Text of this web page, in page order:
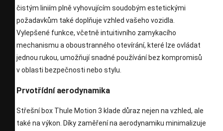
čistým liniím plně vyhovujícím soudobým estetickými
požadavkům také doplňuje vzhled vašeho vozidla.
Vylepšené funkce, včetně intuitivního zamykacího
mechanismu a oboustranného otevírání, které lze ovládat
jednou rukou, umožňují snadné používání bez kompromisů
v oblasti bezpečnosti nebo stylu.
Prvotřídní aerodynamika
Střešní box Thule Motion 3 klade důraz nejen na vzhled, ale
také na výkon. Díky zaměření na aerodynamiku minimalizuje